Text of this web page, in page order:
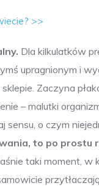
>>
Dla kilkulatków
upragnionym i
Zaczyna
– malutki
sensu, o czym
to po prostu
taki moment, w